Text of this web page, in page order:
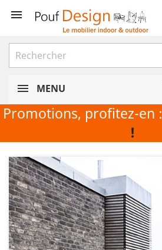

MENU
Promotions, profitez-en :
!